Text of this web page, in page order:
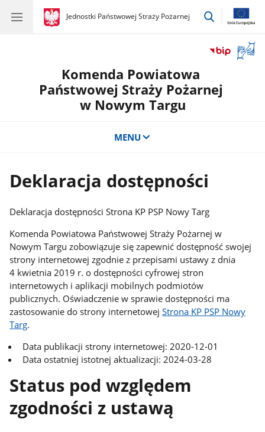
gov.pl
Jednostki Państwowej Straży Pożarnej
gov.pl
Jednostki
przejdź
okno
Komenda Powiatowa
Państwowej Straży Pożarnej
w Nowym Targu
MENU
Deklaracja dostępności
Deklaracja dostępności Strona KP PSP Nowy Targ
Komenda Powiatowa Państwowej Straży Pożarnej w
Nowym Targu zobowiązuje się zapewnić dostępność swojej
strony internetowej zgodnie z przepisami ustawy z dnia
4 kwietnia 2019 r. o dostępności cyfrowej stron
internetowych i aplikacji mobilnych podmiotów
publicznych. Oświadczenie w sprawie dostępności ma
zastosowanie do strony internetowejStrona KP PSP Nowy
Targ.
Data publikacji strony internetowej: 2020-12-01
Data ostatniej istotnej aktualizacji: 2024-03-28
Status pod względem
zgodności z ustawą